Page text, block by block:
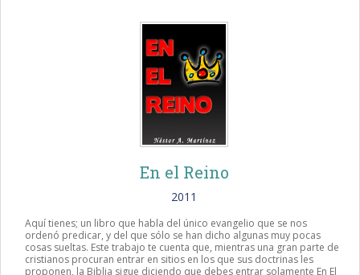
En el Reino
2011
Aquí tienes; un libro que habla del único evangelio que se nos
ordenó predicar, y del que sólo se han dicho algunas muy pocas
cosas sueltas. Este trabajo te cuenta que, mientras una gran parte de
cristianos procuran entrar en sitios en los que sus doctrinas les
proponen, la Biblia sigue diciendo que debes entrar solamente En El